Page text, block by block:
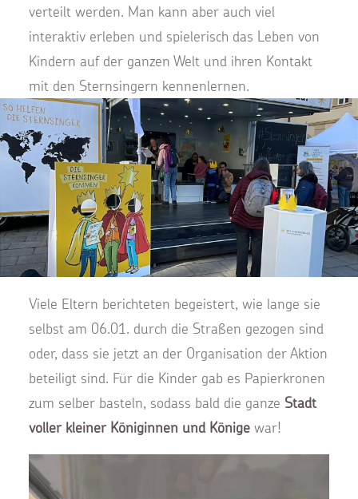
verteilt werden. Man kann aber auch viel
interaktiv erleben und spielerisch das Leben von
Kindern auf der ganzen Welt und ihren Kontakt
mit den Sternsingern kennenlernen.
Viele Eltern berichteten begeistert, wie lange sie
selbst am 06.01. durch die Straßen gezogen sind
oder, dass sie jetzt an der Organisation der Aktion
beteiligt sind. Für die Kinder gab es Papierkronen
zum selber basteln, sodass bald die ganze Stadt
voller kleiner Königinnen und Könige war!